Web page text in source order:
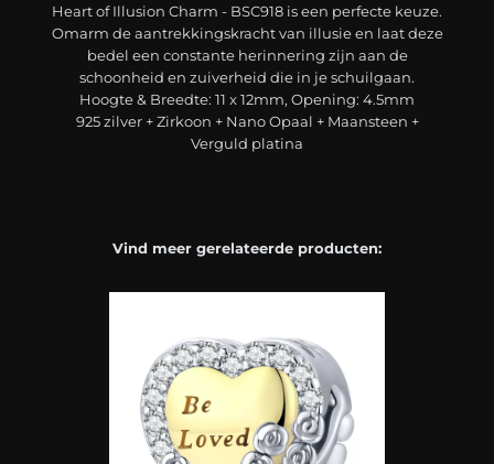
Heart of Illusion Charm - BSC918 is een perfecte keuze.
Omarm de aantrekkingskracht van illusie en laat deze
bedel een constante herinnering zijn aan de
schoonheid en zuiverheid die in je schuilgaan.
Hoogte & Breedte: 11 x 12mm, Opening: 4.5mm
925 zilver + Zirkoon + Nano Opaal + Maansteen +
Verguld platina
Vind meer gerelateerde producten: